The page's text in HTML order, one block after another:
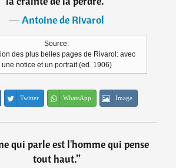
―Antoine de Rivarol
Source:
des plus belles pages de Rivarol: avec
une notice et un portrait (ed. 1906)
Twitter WhatsApp Image
qui parle est l'homme qui pense
tout haut.”